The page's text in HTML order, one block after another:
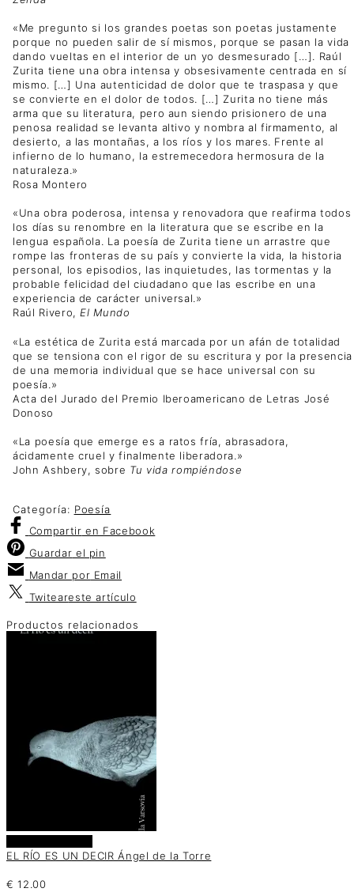
«Me pregunto si los grandes poetas son poetas justamente
porque no pueden salir de sí mismos, porque se pasan la vida
dando vueltas en el interior de un yo desmesurado […]. Raúl
Zurita tiene una obra intensa y obsesivamente centrada en sí
mismo. […] Una autenticidad de dolor que te traspasa y que
se convierte en el dolor de todos. […] Zurita no tiene más
arma que su literatura, pero aun siendo prisionero de una
penosa realidad se levanta altivo y nombra al firmamento, al
desierto, a las montañas, a los ríos y los mares. Frente al
infierno de lo humano, la estremecedora hermosura de la
naturaleza.»
Rosa Montero
«Una obra poderosa, intensa y renovadora que reafirma todos
los días su renombre en la literatura que se escribe en la
lengua española. La poesía de Zurita tiene un arrastre que
rompe las fronteras de su país y convierte la vida, la historia
personal, los episodios, las inquietudes, las tormentas y la
probable felicidad del ciudadano que las escribe en una
experiencia de carácter universal.»
Raúl Rivero,El Mundo
«La estética de Zurita está marcada por un afán de totalidad
que se tensiona con el rigor de su escritura y por la presencia
de una memoria individual que se hace universal con su
poesía.»
Acta del Jurado del Premio Iberoamericano de Letras José
Donoso
«La poesía que emerge es a ratos fría, abrasadora,
ácidamente cruel y finalmente liberadora.»
John Ashbery, sobre Tu vida rompiéndose
Categoría: Poesía
Compartir en Facebook
Guardar el pin
Mandar por Email
Twiteareste artículo
Productos relacionados
EL RÍO ES UN DECIR Ángel de la Torre
€ 12.00